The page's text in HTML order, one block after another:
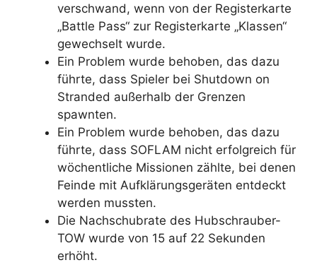
verschwand, wenn von der Registerkarte
„Battle Pass“ zur Registerkarte „Klassen“
gewechselt wurde.
Ein Problem wurde behoben, das dazu
führte, dass Spieler bei Shutdown on
Stranded außerhalb der Grenzen
spawnten.
Ein Problem wurde behoben, das dazu
führte, dass SOFLAM nicht erfolgreich für
wöchentliche Missionen zählte, bei denen
Feinde mit Aufklärungsgeräten entdeckt
werden mussten.
Die Nachschubrate des Hubschrauber-
TOW wurde von 15 auf 22 Sekunden
erhöht.